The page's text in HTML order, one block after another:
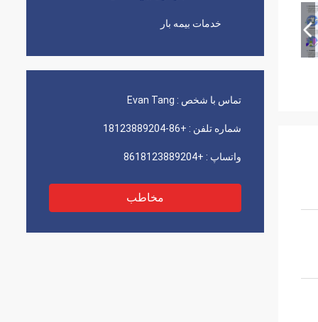
خدمات بیمه بار
تماس با شخص : Evan Tang
شماره تلفن : +86-18123889204
واتساپ : +8618123889204
مخاطب